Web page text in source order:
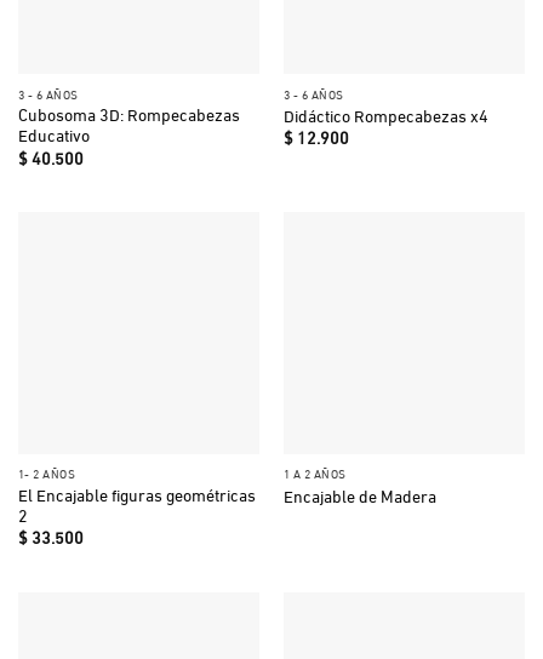
3 - 6 AÑOS
Cubosoma 3D: Rompecabezas
Educativo
$40.500
3 - 6 AÑOS
Didáctico Rompecabezas x4
$12.900
1- 2 AÑOS
El Encajable figuras geométricas
2
$33.500
1 A 2 AÑOS
Encajable de Madera